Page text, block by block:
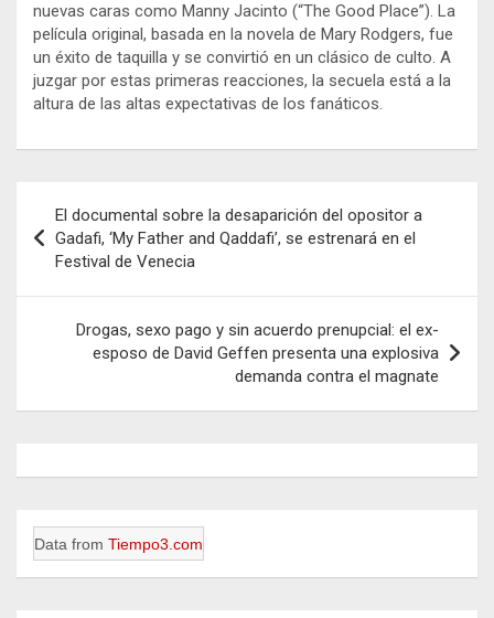
nuevas caras como Manny Jacinto (“The Good Place”). La
película original, basada en la novela de Mary Rodgers, fue
un éxito de taquilla y se convirtió en un clásico de culto. A
juzgar por estas primeras reacciones, la secuela está a la
altura de las altas expectativas de los fanáticos.
de
entradas
El documental sobre la desaparición del opositor a
Gadafi, ‘My Father and Qaddafi’, se estrenará en el
Festival de Venecia
Drogas, sexo pago y sin acuerdo prenupcial: el ex-
esposo de David Geffen presenta una explosiva
demanda contra el magnate
Data from Tiempo3.com